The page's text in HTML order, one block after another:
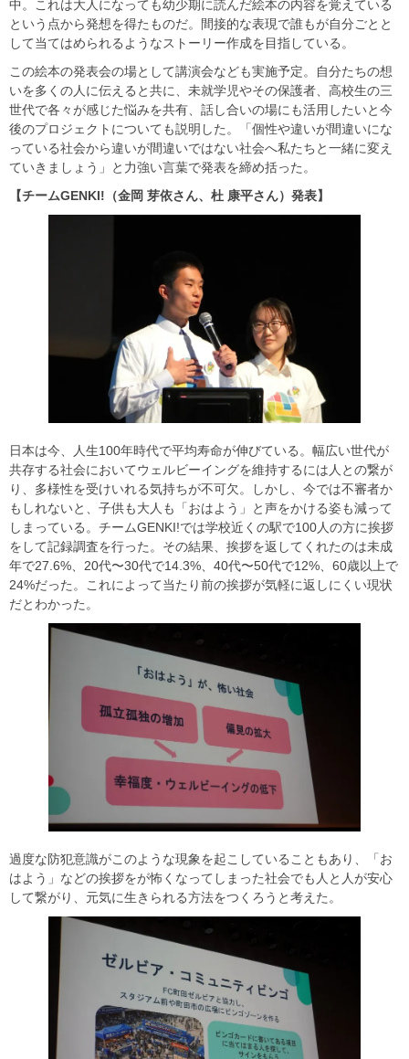
中。これは大人になっても幼少期に読んだ絵本の内容を覚えている
という点から発想を得たものだ。間接的な表現で誰もが自分ごとと
して当てはめられるようなストーリー作成を目指している。
この絵本の発表会の場として講演会なども実施予定。自分たちの想
いを多くの人に伝えると共に、未就学児やその保護者、高校生の三
世代で各々が感じた悩みを共有、話し合いの場にも活用したいと今
後のプロジェクトについても説明した。「個性や違いが間違いにな
っている社会から違いが間違いではない社会へ私たちと一緒に変え
ていきましょう」と力強い言葉で発表を締め括った。
【チームGENKI!（金岡 芽依さん、杜 康平さん）発表】
日本は今、人生100年時代で平均寿命が伸びている。幅広い世代が
共存する社会においてウェルビーイングを維持するには人との繋が
り、多様性を受けいれる気持ちが不可欠。しかし、今では不審者か
もしれないと、子供も大人も「おはよう」と声をかける姿も減って
しまっている。チームGENKI!では学校近くの駅で100人の方に挨拶
をして記録調査を行った。その結果、挨拶を返してくれたのは未成
年で27.6%、20代〜30代で14.3%、40代〜50代で12%、60歳以上で
24%だった。これによって当たり前の挨拶が気軽に返しにくい現状
だとわかった。
過度な防犯意識がこのような現象を起こしていることもあり、「お
はよう」などの挨拶をが怖くなってしまった社会でも人と人が安心
して繋がり、元気に生きられる方法をつくろうと考えた。